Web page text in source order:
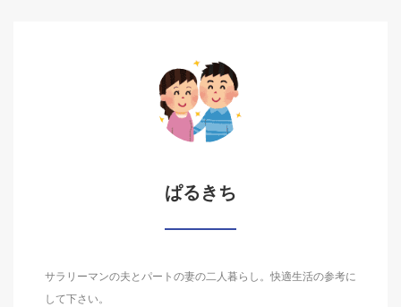
ぱるきち
サラリーマンの夫とパートの妻の二人暮らし。快適生活の参考に
して下さい。